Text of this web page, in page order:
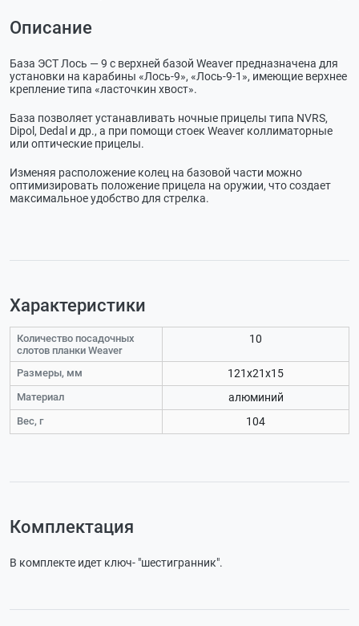
Описание
База ЭСТ Лось — 9 с верхней базой Weaver предназначена для
установки на карабины «Лось-9», «Лось-9-1», имеющие верхнее
крепление типа «ласточкин хвост».
База позволяет устанавливать ночные прицелы типа NVRS,
Dipol, Dedal и др., а при помощи стоек Weaver коллиматорные
или оптические прицелы.
Изменяя расположение колец на базовой части можно
оптимизировать положение прицела на оружии, что создает
максимальное удобство для стрелка.
Характеристики
Количество посадочных
слотов планки Weaver
10
Размеры, мм 121х21х15
Материал алюминий
Вес, г 104
Комплектация
В комплекте идет ключ- "шестигранник".